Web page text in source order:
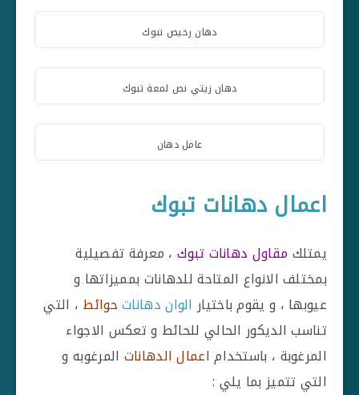
دهان رخيص تبوك
دهان زيتي نص لمعة تبوك
عامل دهان
اعمال دهانات تبوك
يمتلك مقاول دهانات تبوك، معرفة تفصيلية
بمختلف الانواع المتاحة للدهانات بمميزاتها و
عيوبها ، و يقوم باختيار الوان دهاناتحوائط ، التي
تناسب الديكور الحالي للحائط و تعكس الاجواء
المرغوبة ، باستخداماعمال الدهانات المرغوبه و
التي تتميز بما يلي :